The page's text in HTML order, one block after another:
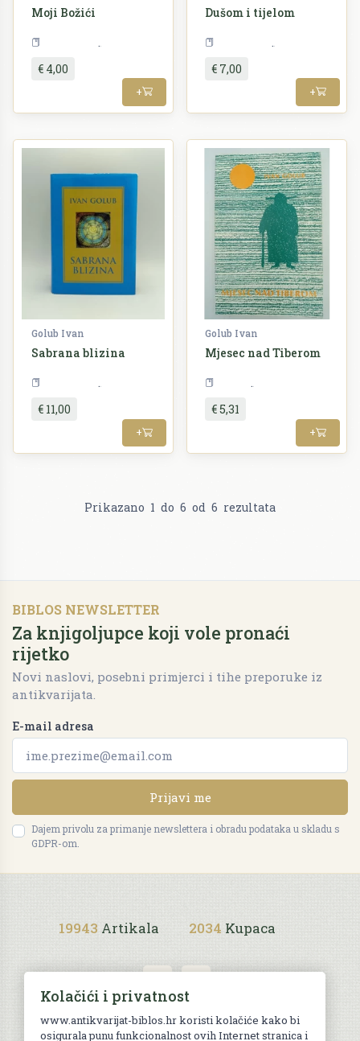
Moji Božići
€ 4,00
+
Dušom i tijelom
€ 7,00
+
Golub Ivan
Sabrana blizina
€ 11,00
+
Golub Ivan
Mjesec nad Tiberom
€ 5,31
+
Prikazano 1 do 6 od 6 rezultata
BIBLOS NEWSLETTER
Za knjigoljupce koji vole pronaći
rijetko
Novi naslovi, posebni primjerci i tihe preporuke iz
antikvarijata.
E-mail adresa
Prijavi me
Dajem privolu za primanje newslettera i obradu podataka u skladu s
GDPR-om.
19943 Artikala 2034 Kupaca
Kolačići i privatnost
www.antikvarijat-biblos.hr koristi kolačiće kako bi
osigurala punu funkcionalnost ovih Internet stranica i